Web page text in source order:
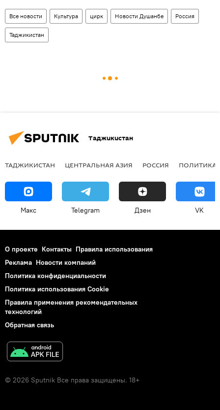
Все новости Культура цирк Новости Душанбе Россия
Таджикистан
Таджикистан
ТАДЖИКИСТАН ЦЕНТРАЛЬНАЯ АЗИЯ РОССИЯ ПОЛИТИКА
Макс Telegram Дзен VK
О проекте Контакты Правила использования
Реклама Новости компаний
Политика конфиденциальности
Политика использования Cookie
Правила применения рекомендательных
технологий
Обратная связь
© 2026 Sputnik Все права защищены. 18+